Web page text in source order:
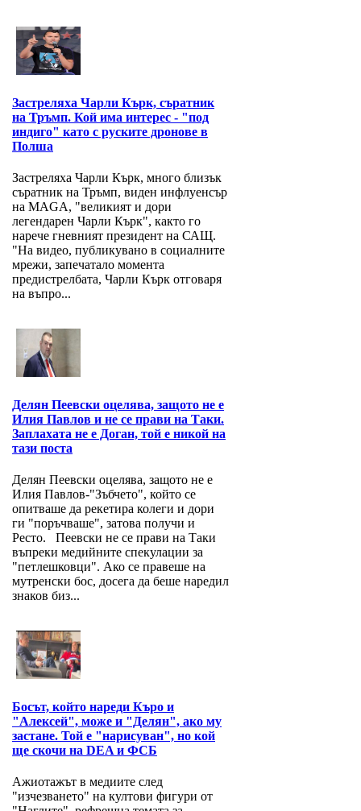
Застреляха Чарли Кърк, съратник
на Тръмп. Кой има интерес - "под
индиго" като с руските дронове в
Полша
Застреляха Чарли Кърк, много близък
съратник на Тръмп, виден инфлуенсър
на MAGA, "великият и дори
легендарен Чарли Кърк", както го
нарече гневният президент на САЩ.
"На видео, публикувано в социалните
мрежи, запечатало момента
предистрелбата, Чарли Кърк отговаря
на въпро...
Делян Пеевски оцелява, защото не е
Илия Павлов и не се прави на Таки.
Заплахата не е Доган, той е никой на
тази поста
Делян Пеевски оцелява, защото не е
Илия Павлов-"Зъбчето", който се
опитваше да рекетира колеги и дори
ги "поръчваше", затова получи и
Ресто. Пеевски не се прави на Таки
въпреки медийните спекулации за
"петлешковци". Ако се правеше на
мутренски бос, досега да беше наредил
знаков биз...
Босът, който нареди Къро и
"Алексей", може и "Делян", ако му
застане. Той е "нарисуван", но кой
ще скочи на DEA и ФСБ
Ажиотажът в медиите след
"изчезването" на култови фигури от